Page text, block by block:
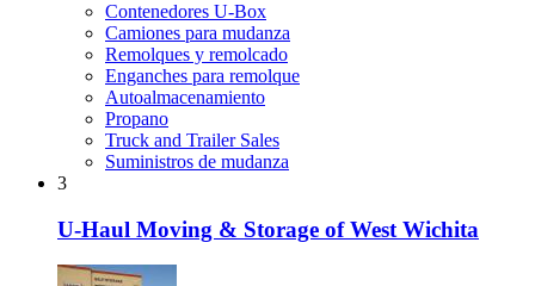
Contenedores U-Box
Camiones para mudanza
Remolques y remolcado
Enganches para remolque
Autoalmacenamiento
Propano
Truck and Trailer Sales
Suministros de mudanza
3
U-Haul Moving & Storage of West Wichita